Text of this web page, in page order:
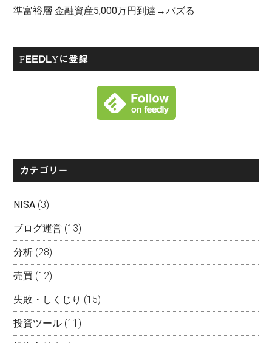
準富裕層 金融資産5,000万円到達→バズる
FEEDLYに登録
カテゴリー
NISA (3)
ブログ運営 (13)
分析 (28)
売買 (12)
失敗・しくじり (15)
投資ツール (11)